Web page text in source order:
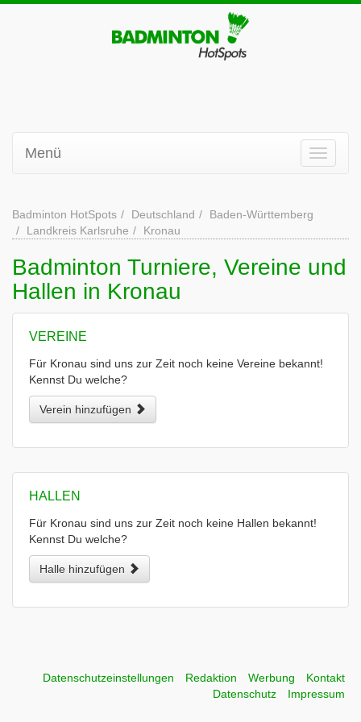
Menü
Badminton HotSpots Deutschland
Baden-Württemberg
Landkreis Karlsruhe
Kronau
Badminton Turniere, Vereine und
Hallen in Kronau
VEREINE
Für Kronau sind uns zur Zeit noch keine Vereine bekannt!
Kennst Du welche?
Verein hinzufügen
HALLEN
Für Kronau sind uns zur Zeit noch keine Hallen bekannt!
Kennst Du welche?
Halle hinzufügen
Datenschutzeinstellungen Redaktion Werbung
Kontakt
Datenschutz
Impressum